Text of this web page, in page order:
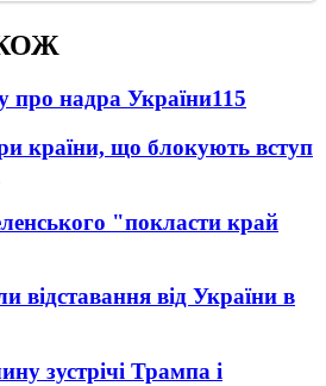
про надра України115
країни, що блокують вступ
"покласти край
відставання від України в
зустрічі Трампа і